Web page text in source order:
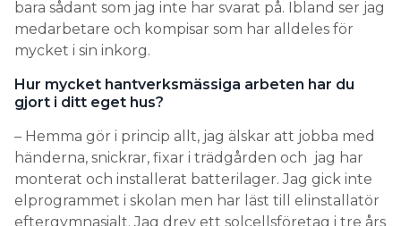
Hur mycket hantverksmässiga arbeten har du
gjort i ditt eget hus?
– Hemma gör i princip allt, jag älskar att jobba med
händerna, snickrar, fixar i trädgården och jag har
monterat och installerat batterilager. Jag gick inte
elprogrammet i skolan men har läst till elinstallatör
eftergymnasialt. Jag drev ett solcellsföretag i tre års
tid och har levererat och installerat solceller och
batterilager till kunder.